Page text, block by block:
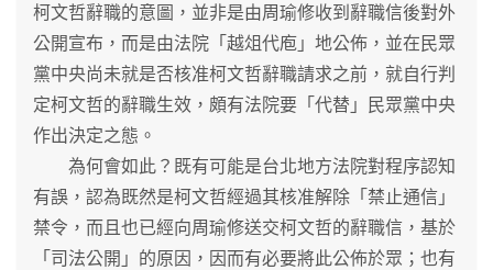
柯文哲辭職的意圖，並非是由周瑜修收到辭職信後對外
公開宣布，而是由法院「越俎代庖」地公佈，並在民眾
黨中央尚未就是否核准柯文哲辭職請求之前，就自行判
定柯文哲的辭職生效，頗有法院要「代替」民眾黨中央
作出決定之態。
為何會如此？既有可能是台北地方法院對程序認知
有誤，認為既然是柯文哲經過其核准解除「禁止通信」
禁令，而且也已經向周瑜修送交柯文哲的辭職信，基於
「司法公開」的原因，因而有必要將此公佈於眾；也有